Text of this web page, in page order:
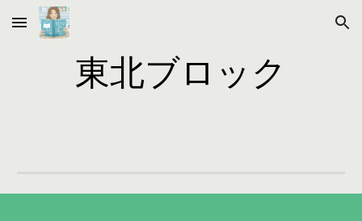
Skip to main content Skip to navigation
東北ブロック